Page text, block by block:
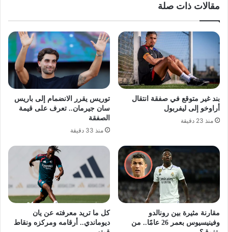
مقالات ذات صلة
بند غير متوقع في صفقة انتقال
أراوخو إلى ليفربول
منذ 23 دقيقة
توريس يقرر الانضمام إلى باريس
سان جيرمان.. تعرف على قيمة
الصفقة
منذ 33 دقيقة
مقارنة مثيرة بين رونالدو
وفينيسيوس بعمر 26 عامًا.. من
كل ما تريد معرفته عن يان
ديوماندي.. أرقامه ومركزه ونقاط